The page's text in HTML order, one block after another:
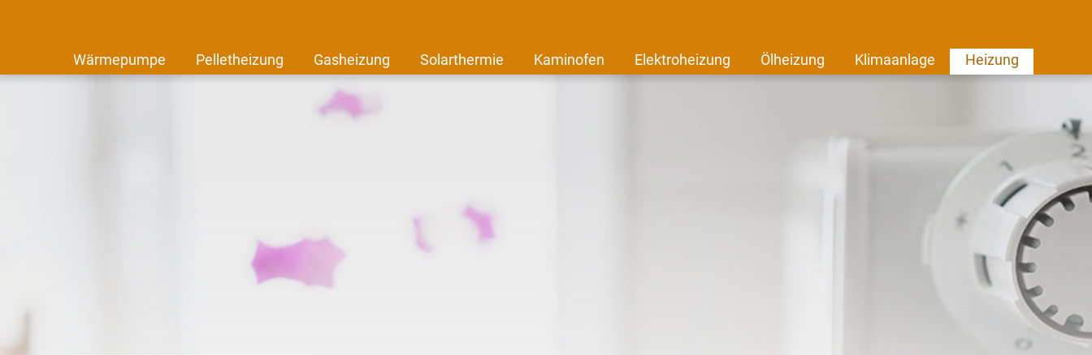
Wärmepumpe Pelletheizung Gasheizung Solarthermie Kaminofen Elektroheizung Ölheizung Klimaanlage Heizung